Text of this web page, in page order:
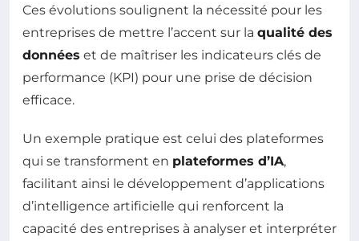
Ces évolutions soulignent la nécessité pour les
entreprises de mettre l’accent sur la qualité des
données et de maîtriser les indicateurs clés de
performance (KPI) pour une prise de décision
efficace.
Un exemple pratique est celui des plateformes
qui se transforment en plateformes d’IA,
facilitant ainsi le développement d’applications
d’intelligence artificielle qui renforcent la
capacité des entreprises à analyser et interpréter